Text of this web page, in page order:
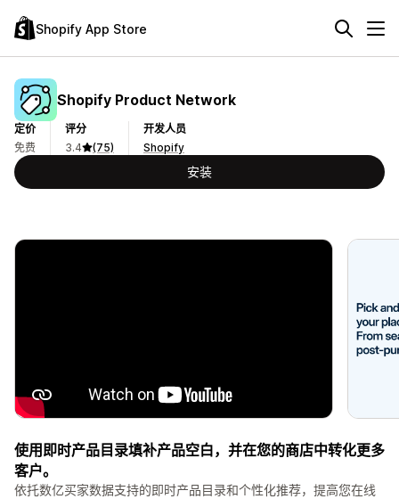
Shopify App Store
Shopify Product Network
定价
免费
评分
3.4
(75)
开发人员
Shopify
安装
使用即时产品目录填补产品空白，并在您的商店中转化更多
客户。
依托数亿买家数据支持的即时产品目录和个性化推荐，提高您在线